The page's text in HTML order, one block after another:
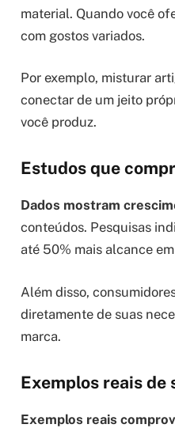
material. Quando você
com gostos variados.
Por exemplo, misturar
conectar de um jeito
você produz.
Estudos que
Dados mostram
conteúdos. Pesquisas
até 50% mais alcance
Além disso,
diretamente de suas
marca.
Exemplos reais de
Exemplos reais